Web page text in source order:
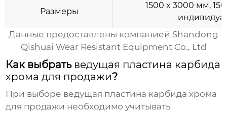
Размеры
1500 x 3000 мм,
Данные предоставлены компанией Shandong
Qishuai Wear Resistant Equipment Co., Ltd
Как выбрать ведущая пластина карбида
хрома для продажи?
При выборе ведущая пластина карбида хрома
для продажи необходимо учитывать